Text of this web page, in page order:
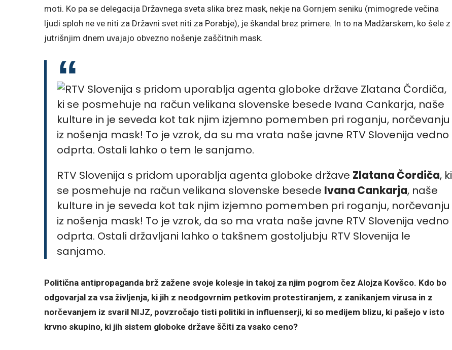
moti. Ko pa se delegacija Državnega sveta slika brez mask, nekje na Gornjem seniku (mimogrede večina
ljudi sploh ne ve niti za Državni svet niti za Porabje), je škandal brez primere. In to na Madžarskem, ko šele z
jutrišnjim dnem uvajajo obvezno nošenje zaščitnih mask.
RTV Slovenija s pridom uporablja agenta globoke države Zlatana Čordiča, ki
se posmehuje na račun velikana slovenske besede Ivana Cankarja, naše
kulture in je seveda kot tak njim izjemno pomemben pri roganju, norčevanju
iz nošenja mask! To je vzrok, da so ma vrata naše javne RTV Slovenija vedno
odprta. Ostali državljani lahko o takšnem gostoljubju RTV Slovenija le
sanjamo.
Politična antipropaganda brž zažene svoje kolesje in takoj za njim pogrom čez Alojza Kovšco. Kdo bo
odgovarjal za vsa življenja, ki jih z neodgovrnim petkovim protestiranjem, z zanikanjem virusa in z
norčevanjem iz svaril NIJZ, povzročajo tisti politiki in influenserji, ki so medijem blizu, ki pašejo v isto
krvno skupino, ki jih sistem globoke države ščiti za vsako ceno?